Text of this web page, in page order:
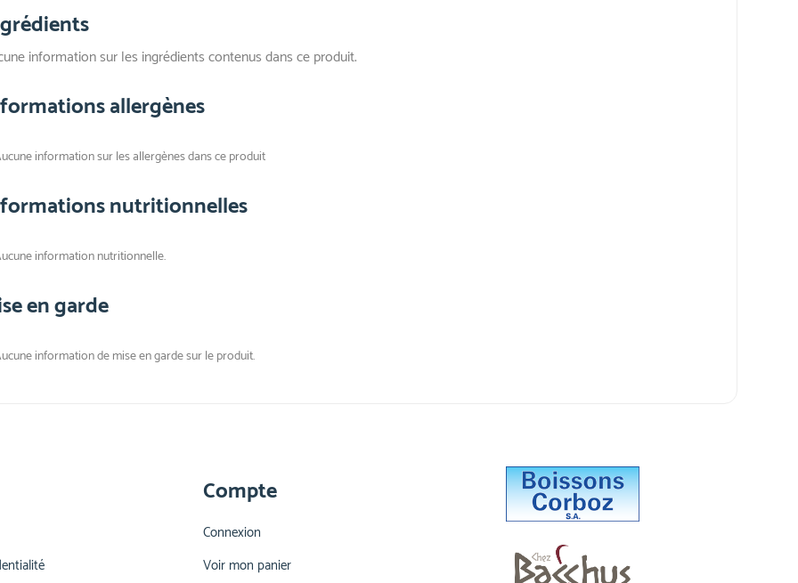
information sur les ingrédients contenus dans ce produit.
allergènes
information sur les allergènes dans ce produit
nutritionnelles
information nutritionnelle.
en garde
information de mise en garde sur le produit.
Compte
Connexion
Voir mon panier